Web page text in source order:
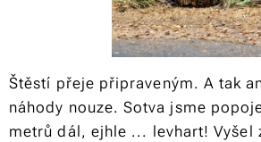
Štěstí přeje připraveným. A tak
náhody nouze. Sotva jsme
metrů dál, ejhle ... levhart! Vyšel